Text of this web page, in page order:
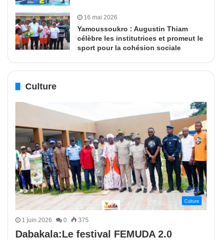
16 mai 2026
Yamoussoukro : Augustin Thiam
célèbre les institutrices et promeut le
sport pour la cohésion sociale
Culture
Culture
1 juin 2026 0 375
Dabakala:Le festival FEMUDA 2.0